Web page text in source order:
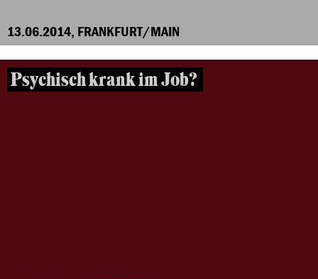
13.06.2014, FRANKFURT/MAIN
Psychisch krank im Job?